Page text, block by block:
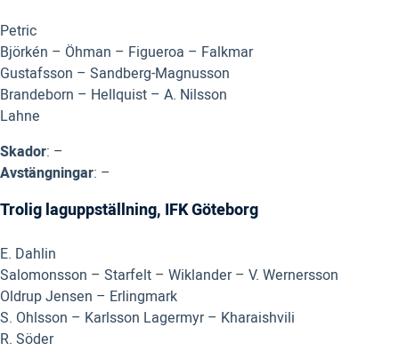
Petric
Björkén – Öhman – Figueroa – Falkmar
Gustafsson – Sandberg-Magnusson
Brandeborn – Hellquist – A. Nilsson
Lahne
Skador: –
Avstängningar: –
Trolig laguppställning, IFK Göteborg
E. Dahlin
Salomonsson – Starfelt – Wiklander – V. Wernersson
Oldrup Jensen – Erlingmark
S. Ohlsson – Karlsson Lagermyr – Kharaishvili
R. Söder